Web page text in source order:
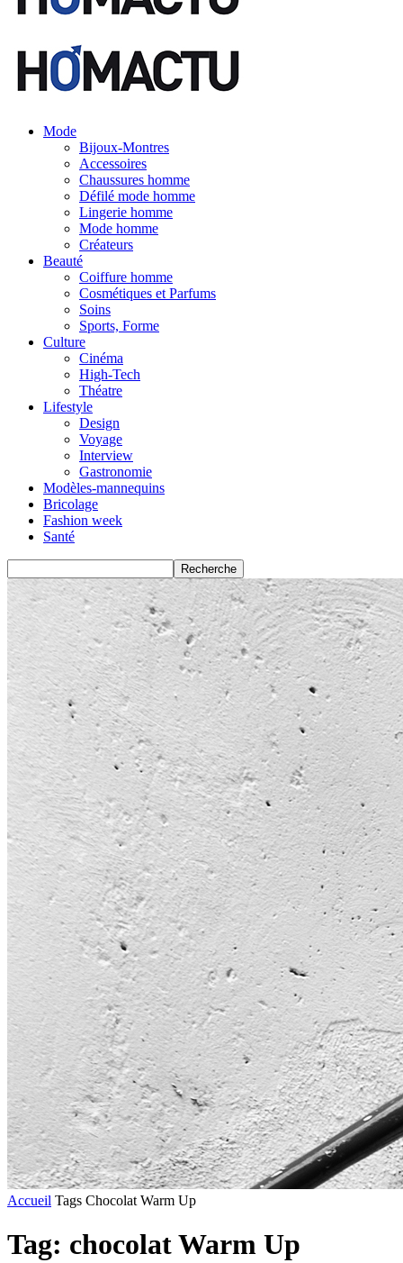
Mode
Bijoux-Montres
Accessoires
Chaussures homme
Défilé mode homme
Lingerie homme
Mode homme
Créateurs
Beauté
Coiffure homme
Cosmétiques et Parfums
Soins
Sports, Forme
Culture
Cinéma
High-Tech
Théatre
Lifestyle
Design
Voyage
Interview
Gastronomie
Modèles-mannequins
Bricolage
Fashion week
Santé
Accueil Tags Chocolat Warm Up
Tag: chocolat Warm Up